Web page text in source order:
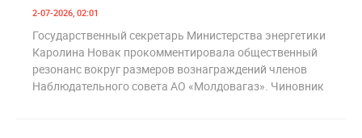
2-07-2026, 02:01
Государственный секретарь Министерства энергетики
Каролина Новак прокомментировала общественный
резонанс вокруг размеров вознаграждений членов
Наблюдательного совета АО «Молдовагаз». Чиновник